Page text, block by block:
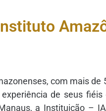
com mais
de seus
a Instituição –